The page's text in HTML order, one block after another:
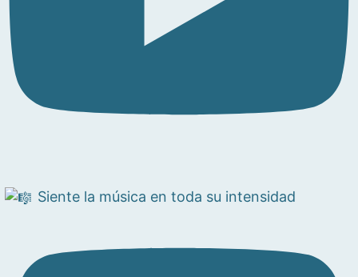
Siente la música en toda su intensidad